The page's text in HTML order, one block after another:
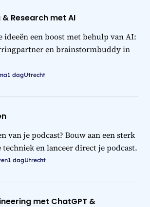
Research met AI
ideeën een boost met behulp van AI:
en brainstormbuddy in
1 dagUtrecht
van je podcast? Bouw aan een sterk
techniek en lanceer direct je podcast.
1 dagUtrecht
met ChatGPT &